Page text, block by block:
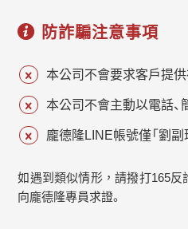
防詐騙注意事項
本公司不會要求客戶提供
本公司不會主動以電話、
龐德隆LINE帳號僅「劉副
如遇到類似情形，請撥打165反
向龐德隆專員求證。